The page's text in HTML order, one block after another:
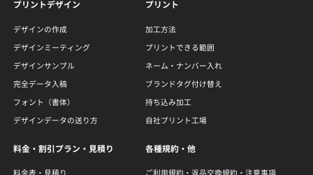
プリントデザイン
デザインの作成
デザインミーティング
デザインサンプル
完全データ入稿
フォント（書体）
デザインデータの送り方
プリント
加工方法
プリントできる範囲
ネーム・ナンバー入れ
ブランドタグ付け替え
持ち込み加工
自社プリント工場
料金・割引プラン・見積り
料金表・見積り
各種規約・他
ご利用規約・返品交換規約・注意事項